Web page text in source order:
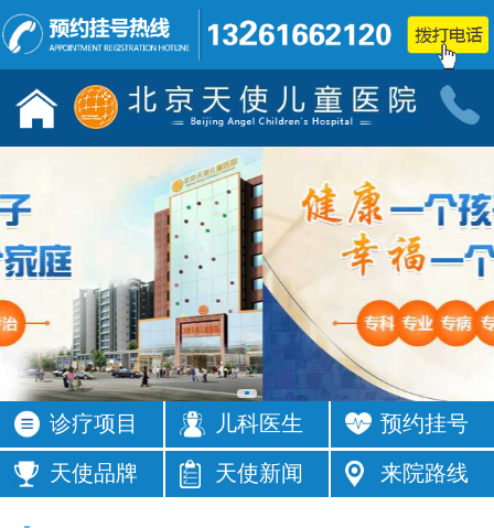
儿童发育行为科门诊
多动症 抽动症
发育迟缓
语言障碍
遗尿症
矮小症
自闭症
注意力不集
中
按症状
活动过多 频繁眨眼
发育落后
小儿神经
智力低下
智力发育
缓
癫痫
按症状
诊疗项目 儿科医生 预约挂号
天使品牌 天使新闻 来院路线